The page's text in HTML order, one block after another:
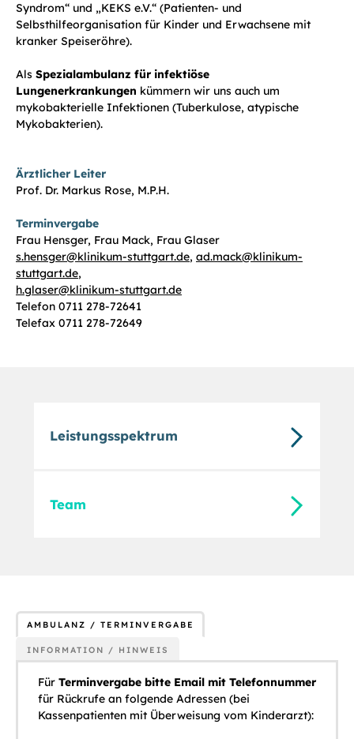
Syndrom“ und „KEKS e.V.“ (Patienten- und
Selbsthilfeorganisation für Kinder und Erwachsene mit
kranker Speiseröhre).
Als Spezialambulanz für infektiöse
Lungenerkrankungen kümmern wir uns auch um
mykobakterielle Infektionen (Tuberkulose, atypische
Mykobakterien).
Ärztlicher Leiter
Prof. Dr. Markus Rose, M.P.H.
Terminvergabe
Frau Hensger, Frau Mack, Frau Glaser
s.hensger@klinikum-stuttgart.de, ad.mack@klinikum-
stuttgart.de,
h.glaser@klinikum-stuttgart.de
Telefon 0711 278-72641
Telefax 0711 278-72649
Leistungsspektrum
Team
AMBULANZ / TERMINVERGABE
INFORMATION / HINWEIS
Für Terminvergabe bitte Email mit Telefonnummer
für Rückrufe an folgende Adressen (bei
Kassenpatienten mit Überweisung vom Kinderarzt):